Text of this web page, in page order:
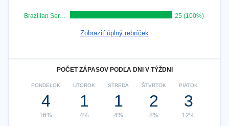
Brazilian Serie A 25 (100%)
Zobraziť úplný rebríček
POČET ZÁPASOV PODĽA DNI V TÝŽDNI
PONDELOK
4
16%
UTOROK
1
4%
STREDA
1
4%
ŠTVRTOK
2
8%
PIATOK
3
12%